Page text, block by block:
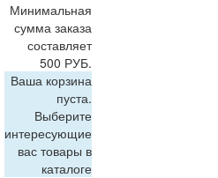
Минимальная
сумма заказа
составляет
500 РУБ.
Ваша корзина
пуста.
Выберите
интересующие
вас товары в
каталоге